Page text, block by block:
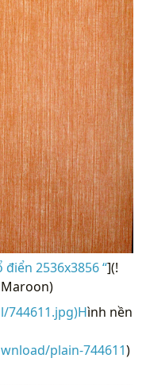
2536x3856 “](!
ình nền
plain-744611)